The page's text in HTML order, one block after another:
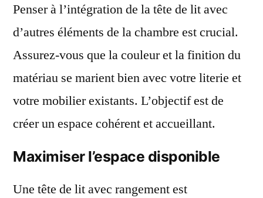
Penser à l’intégration de la tête de lit avec
d’autres éléments de la chambre est crucial.
Assurez-vous que la couleur et la finition du
matériau se marient bien avec votre literie et
votre mobilier existants. L’objectif est de
créer un espace cohérent et accueillant.
Maximiser l’espace disponible
Une tête de lit avec rangement est